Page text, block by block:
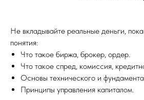
Не вкладывайте реальные деньги,
понятия:
Что такое биржа, брокер, ордер.
Что такое спред, комиссия,
Основы технического и
Принципы управления капиталом.